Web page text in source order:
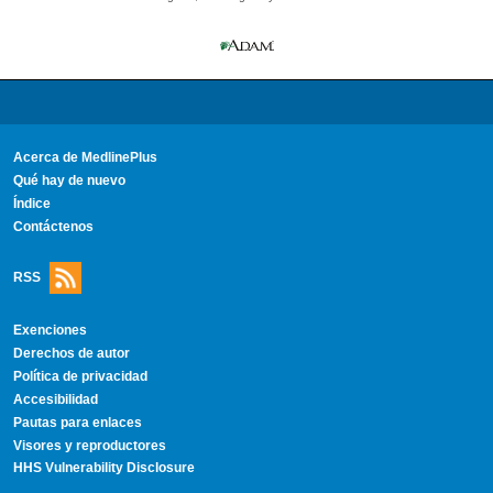
Acerca de MedlinePlus
Qué hay de nuevo
Índice
Contáctenos
RSS
Exenciones
Derechos de autor
Política de privacidad
Accesibilidad
Pautas para enlaces
Visores y reproductores
HHS Vulnerability Disclosure